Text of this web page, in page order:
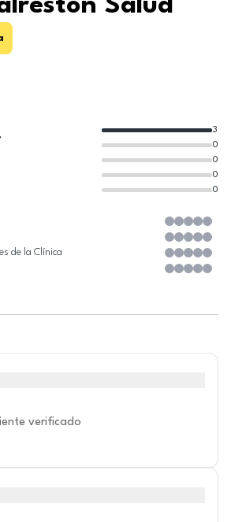
Salud
0
0
0
0
3
de la Clínica
verificado